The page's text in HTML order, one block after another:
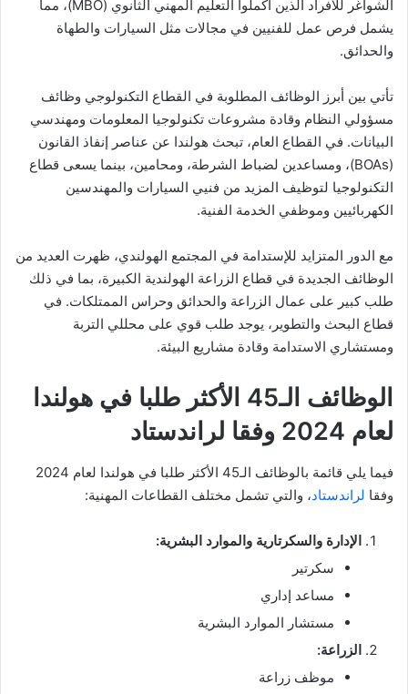
الشواغر للأفراد الذين أكملوا التعليم المهني الثانوي (MBO)، مما
يشمل فرص عمل للفنيين في مجالات مثل السيارات والطهاة
والحدائق.
تأتي بين أبرز الوظائف المطلوبة في القطاع التكنولوجي وظائف
مسؤولي النظام وقادة مشروعات تكنولوجيا المعلومات ومهندسي
البيانات. في القطاع العام، تبحث هولندا عن عناصر إنفاذ القانون
(BOAs)، ومساعدين لضباط الشرطة، ومحامين، بينما يسعى قطاع
التكنولوجيا لتوظيف المزيد من فنيي السيارات والمهندسين
الكهربائيين وموظفي الخدمة الفنية.
مع الدور المتزايد للإستدامة في المجتمع الهولندي، ظهرت العديد من
الوظائف الجديدة في قطاع الزراعة الهولندية الكبيرة، بما في ذلك
طلب كبير على عمال الزراعة والحدائق وحراس الممتلكات. في
قطاع البحث والتطوير، يوجد طلب قوي على محللي التربة
ومستشاري الاستدامة وقادة مشاريع البيئة.
الوظائف الـ45 الأكثر طلبا في هولندا
لعام 2024 وفقا لراندستاد
فيما يلي قائمة بالوظائف الـ45 الأكثر طلبا في هولندا لعام 2024
وفقا لراندستاد، والتي تشمل مختلف القطاعات المهنية:
الإدارة والسكرتارية والموارد البشرية:
سكرتير
مساعد إداري
مستشار الموارد البشرية
الزراعة:
موظف زراعة